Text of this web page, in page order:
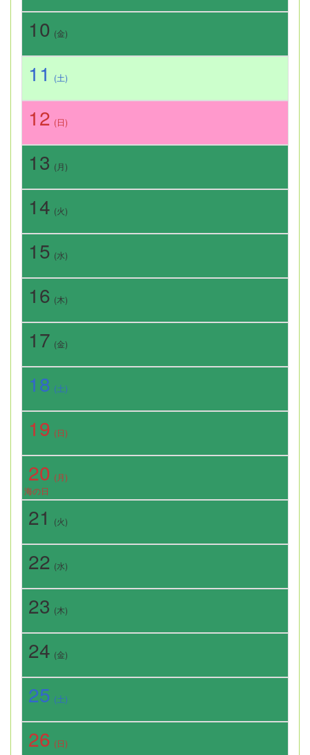
10 (金)
11 (土)
12 (日)
13 (月)
14 (火)
15 (水)
16 (木)
17 (金)
18 (土)
19 (日)
20 (月)
海の日
21 (火)
22 (水)
23 (木)
24 (金)
25 (土)
26 (日)